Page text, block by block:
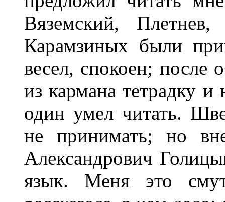
Вяземский,
Карамзиных были
весел, спокоен; после
из кармана тетрадку и
один умел читать.
не принимать; но
Александрович
язык. Меня это